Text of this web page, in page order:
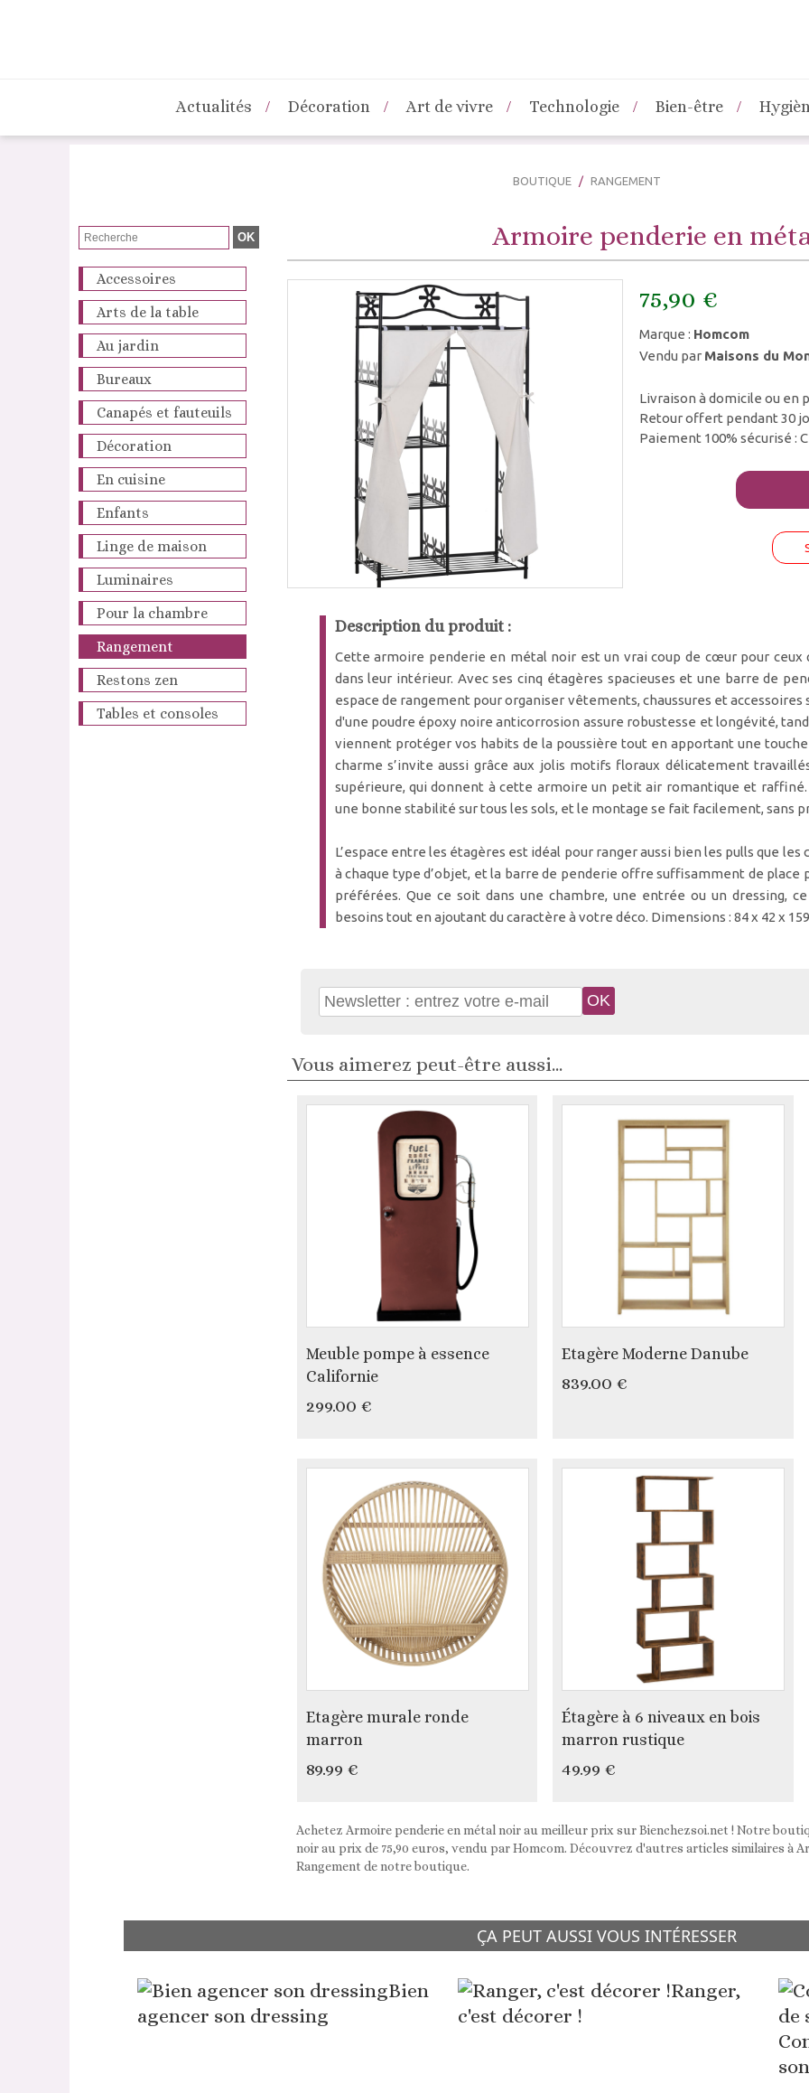
Actualités Décoration Art de vivre Technologie Bien-être
BOUTIQUE RANGEMENT
Accessoires
Arts de la table
Au jardin
Bureaux
Canapés et fauteuils
Décoration
En cuisine
Enfants
Linge de maison
Luminaires
Pour la chambre
Rangement
Restons zen
Tables et consoles
Armoire penderie en
75,90 €
Marque : Homcom
Vendu par Maisons du
Livraison à domicile ou en
Retour offert pendant 30
Paiement 100% sécurisé :
Description du produit :
Cette armoire penderie en métal noir est un vrai coup de cœur pour
dans leur intérieur. Avec ses cinq étagères spacieuses et une barre de
espace de rangement pour organiser vêtements, chaussures et
d'une poudre époxy noire anticorrosion assure robustesse et longévité,
viennent protéger vos habits de la poussière tout en apportant une
charme s’invite aussi grâce aux jolis motifs floraux délicatement
supérieure, qui donnent à cette armoire un petit air romantique et
une bonne stabilité sur tous les sols, et le montage se fait facilement, sans
L’espace entre les étagères est idéal pour ranger aussi bien les pulls que les
à chaque type d’objet, et la barre de penderie offre suffisamment de place
préférées. Que ce soit dans une chambre, une entrée ou un dressing,
besoins tout en ajoutant du caractère à votre déco. Dimensions : 84 x 42 x
Vous aimerez peut-être aussi...
Meuble pompe à essence
Californie
299.00 €
Etagère Moderne Danube
839.00 €
Etagère murale ronde
marron
89.99 €
Étagère à 6 niveaux en bois
marron rustique
49.99 €
Achetez Armoire penderie en métal noir au meilleur prix sur Bienchezsoi.net ! Notre
noir au prix de 75,90 euros, vendu par Homcom. Découvrez d'autres articles similaires à
Rangement de notre boutique.
ÇA PEUT AUSSI VOUS INTÉRESSER
Bien
agencer son dressing
Ranger,
c'est décorer !